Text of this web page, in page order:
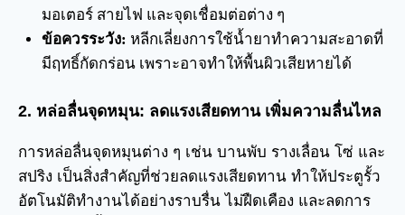
มอเตอร์ สายไฟ และจุดเชื่อมต่อต่าง ๆ
ข้อควรระวัง: หลีกเลี่ยงการใช้น้ำยาทำความสะอาดที่
มีฤทธิ์กัดกร่อน เพราะอาจทำให้พื้นผิวเสียหายได้
2. หล่อลื่นจุดหมุน: ลดแรงเสียดทาน เพิ่มความลื่นไหล
การหล่อลื่นจุดหมุนต่าง ๆ เช่น บานพับ รางเลื่อน โซ่ และ
สปริง เป็นสิ่งสำคัญที่ช่วยลดแรงเสียดทาน ทำให้ประตูรั้ว
อัตโนมัติทำงานได้อย่างราบรื่น ไม่ฝืดเคือง และลดการ